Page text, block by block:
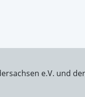
e.V. und der